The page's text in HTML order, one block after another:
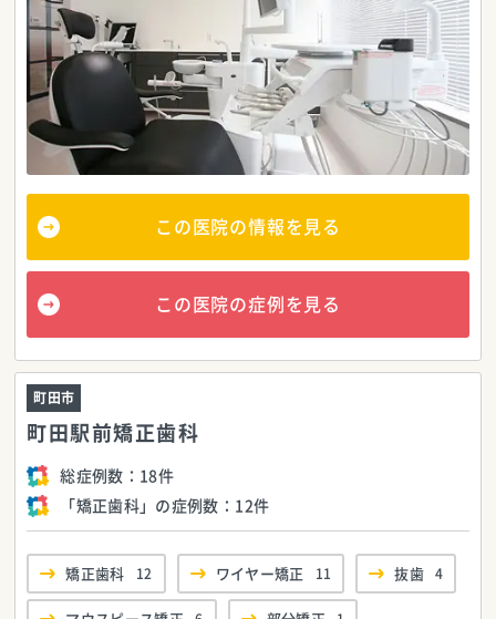
この医院の情報を見る
この医院の症例を見る
町田駅前矯正歯科
町田市
総症例数： 18件
「矯正歯科」の症例数： 12件
矯正歯科 12 ワイヤー矯正 11 抜歯 4